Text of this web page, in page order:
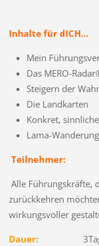
Inhalte für dICH…
Mein
Das MERO-
Steigern der
Die Landkarten
Konkret,
Lama-
Teilnehmer:
Alle Führungskräfte,
zurückkehren
wirkungsvoller
Dauer: